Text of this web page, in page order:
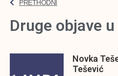
PRETHODNI
Druge objave
Novka
Tešević